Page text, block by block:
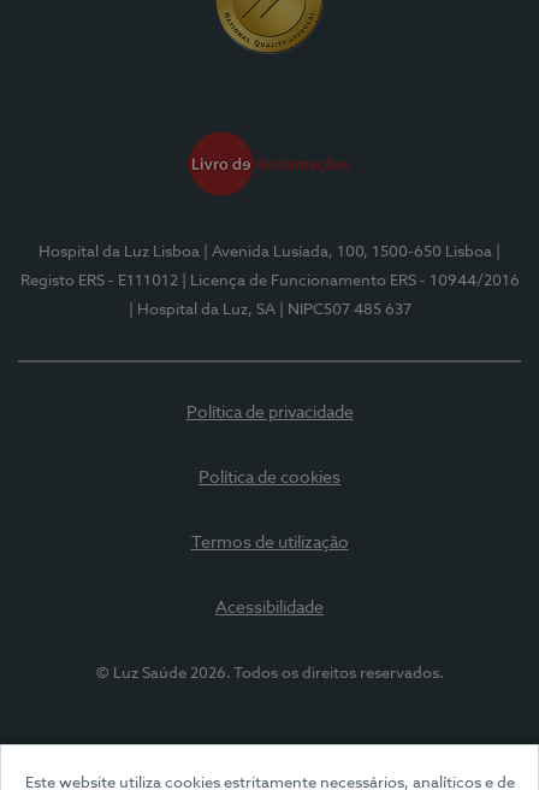
Este website utiliza cookies estritamente necessários, analíticos e de
Hospital da Luz Lisboa | Avenida Lusíada, 100, 1500-650 Lisboa
Registo ERS - E111012
| Licença de Funcionamento ERS - 10944/2016
| Hospital da Luz, SA
| NIPC507 485 637
Política de privacidade
Política de cookies
Termos de utilização
Acessibilidade
© Luz Saúde 2026. Todos os direitos reservados.